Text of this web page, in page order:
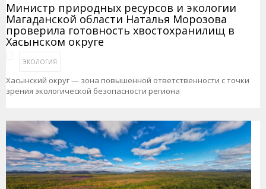
Министр природных ресурсов и экологии
Магаданской области Наталья Морозова
проверила готовность хвостохранилищ в
Хасынском округе
ЭКОЛОГИЯ
Хасынский округ — зона повышенной ответственности с точки
зрения экологической безопасности региона